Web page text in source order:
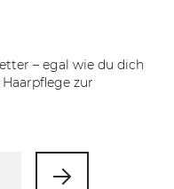
– egal wie du dich
zur